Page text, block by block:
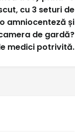
cu 3 seturi de
amniocenteză și
de gardă?
medici potrivită.